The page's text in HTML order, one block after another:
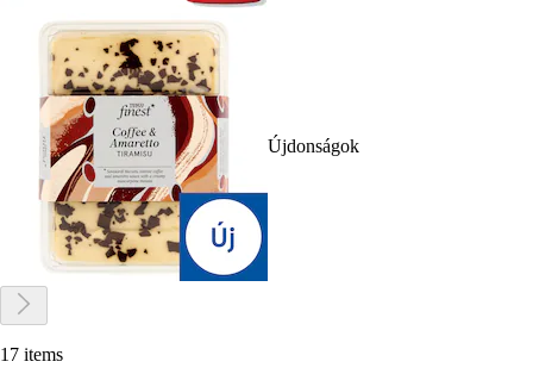
Újdonságok
17 items